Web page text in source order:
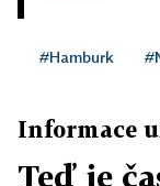
#Hamburk
Informace
Teď je